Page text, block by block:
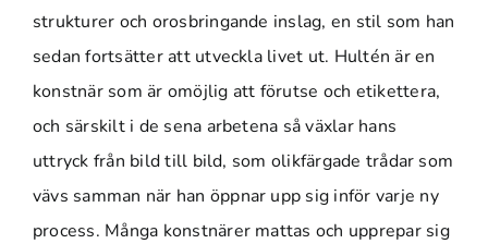
strukturer och orosbringande inslag, en stil som han
sedan fortsätter att utveckla livet ut. Hultén är en
konstnär som är omöjlig att förutse och etikettera,
och särskilt i de sena arbetena så växlar hans
uttryck från bild till bild, som olikfärgade trådar som
vävs samman när han öppnar upp sig inför varje ny
process. Många konstnärer mattas och upprepar sig